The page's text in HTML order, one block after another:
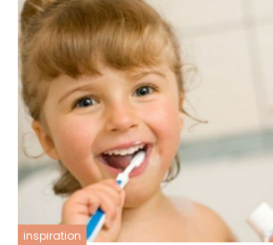
inspiration